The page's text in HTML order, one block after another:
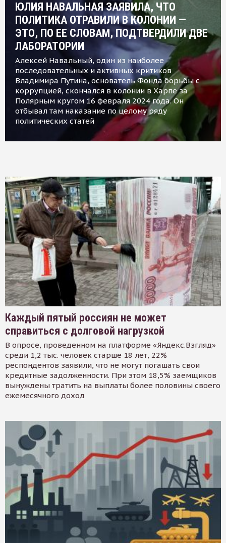
ЮЛИЯ НАВАЛЬНАЯ ЗАЯВИЛА, ЧТО
ПОЛИТИКА ОТРАВИЛИ В КОЛОНИИ —
ЭТО, ПО ЕЕ СЛОВАМ, ПОДТВЕРДИЛИ ДВЕ
ЛАБОРАТОРИИ
Алексей Навальный, один из наиболее
последовательных и активных критиков
Владимира Путина, основатель Фонда борьбы с
коррупцией, скончался в колонии в Харпе за
Полярным кругом 16 февраля 2024 года. Он
отбывал там наказание по целому ряду
политических статей
Каждый пятый россиян не может
справиться с долговой нагрузкой
В опросе, проведенном на платформе «Яндекс.Взгляд»
среди 1,2 тыс. человек старше 18 лет, 22%
респондентов заявили, что не могут погашать свои
кредитные задолженности. При этом 18,5% заемщиков
вынуждены тратить на выплаты более половины своего
ежемесячного доход